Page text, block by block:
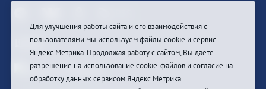
Войти
Для улучшения работы сайта и его взаимодействия с
пользователями мы используем файлы cookie и сервис
Яндекс.Метрика. Продолжая работу с сайтом, Вы даете
разрешение на использование cookie-файлов и согласие на
обработку данных сервисом Яндекс.Метрика.